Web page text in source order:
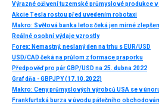
Akcie Tesla rostou před uvedením robotaxi
Reálné osobní výdaje vzrostly
Forex: Nemastný, neslaný den na trhu s EUR/USD
USD/CAD čeká na průlom z formace praporku
Předpověď pro pár GBP/USD na 25. dubna 2022
Graf dňa - GBPJPY (17.10.2022)
Frankfurtská burza v úvodu pátečního